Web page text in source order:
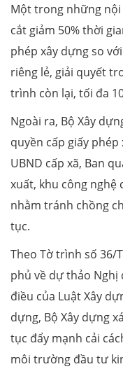
Một trong những nội
cắt giảm 50% thời
phép xây dựng so
riêng lẻ, giải quyết
trình còn lại, tối đa
Ngoài ra, Bộ Xây
quyền cấp giấy
UBND cấp xã, Ban
xuất, khu công nghệ
nhằm tránh chồng
tục.
Theo Tờ trình số 36/
phủ về dự thảo
điều của Luật Xây
dựng, Bộ Xây dựng
tục đẩy mạnh cải
môi trường đầu tư